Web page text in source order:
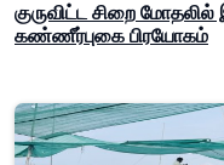
குருவிட்ட சிறை
கண்ணீர்புகை பிரயோகம்